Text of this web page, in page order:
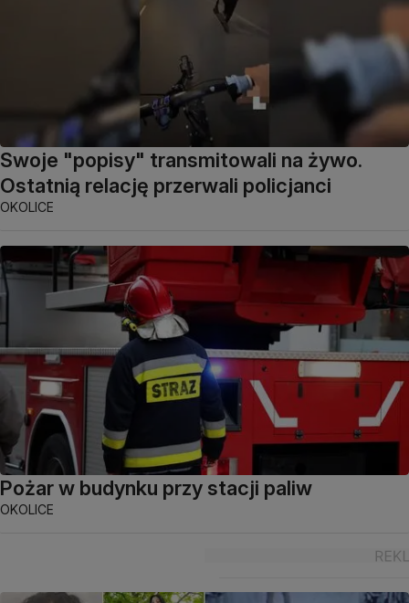
Swoje "popisy" transmitowali na żywo.
Ostatnią relację przerwali policjanci
OKOLICE
Pożar w budynku przy stacji paliw
OKOLICE